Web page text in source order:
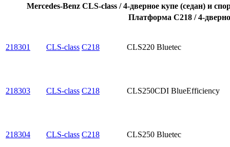
Mercedes-Benz CLS-class / 4-дверное купе (седан) и
Платформа C218 / 4-
218301 CLS-class C218 CLS220 Bluetec
218303 CLS-class C218 CLS250CDI BlueEfficiency
218304 CLS-class C218 CLS250 Bluetec